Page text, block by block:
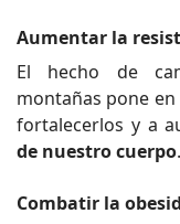
Aumentar la
El hecho de
montañas pone
fortalecerlos y a
de nuestro cuerpo.
Combatir la